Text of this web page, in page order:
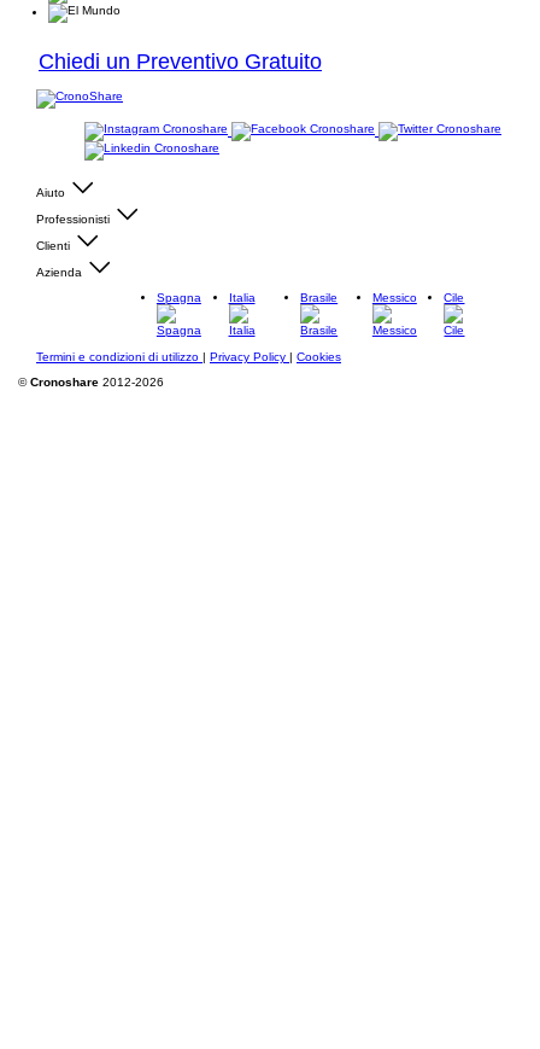
Chiedi un Preventivo Gratuito
Aiuto
Professionisti
Clienti
Azienda
Spagna
Italia Brasile Messico Cile
Termini e condizioni di utilizzo | Privacy Policy | Cookies
©Cronoshare 2012-2026